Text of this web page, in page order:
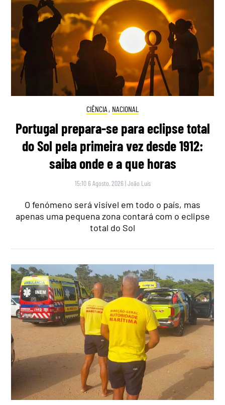
CIÊNCIA , NACIONAL
Portugal prepara-se para eclipse total
do Sol pela primeira vez desde 1912:
saiba onde e a que horas
15:10 6 Agosto, 2026 |João Luís
O fenómeno será visível em todo o país, mas
apenas uma pequena zona contará com o eclipse
total do Sol